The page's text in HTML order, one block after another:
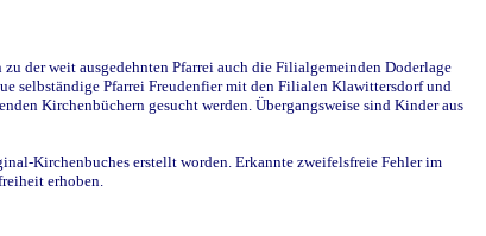
der weit ausgedehnten Pfarrei auch die Filialgemeinden Doderlage
selbständige Pfarrei Freudenfier mit den Filialen Klawittersdorf und
Kirchenbüchern gesucht werden. Übergangsweise sind Kinder aus
Kirchenbuches erstellt worden. Erkannte zweifelsfreie Fehler im
erhoben.